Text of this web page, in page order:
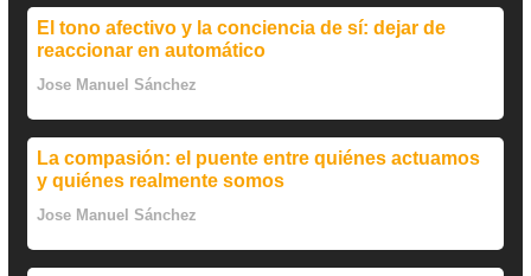
El tono afectivo y la conciencia de sí: dejar de
reaccionar en automático
Jose Manuel Sánchez
La compasión: el puente entre quiénes actuamos
y quiénes realmente somos
Jose Manuel Sánchez